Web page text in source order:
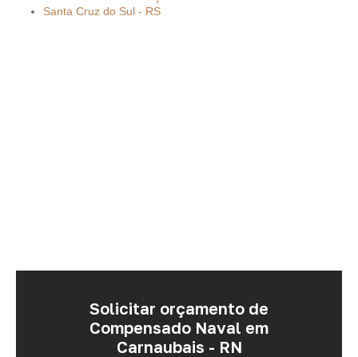
Santa Cruz do Sul - RS
Solicitar orçamento de
Compensado Naval em
Carnaubais - RN